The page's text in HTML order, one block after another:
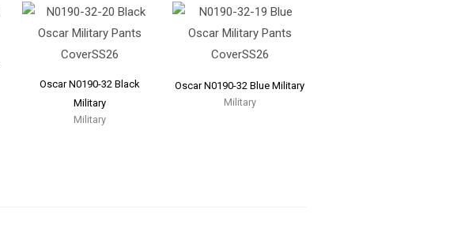
Oscar N0190-32 Black
Military
Military
Oscar N0190-32 Blue Military
Military